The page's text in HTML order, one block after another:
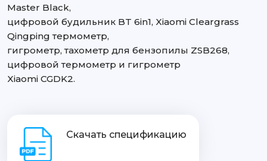
Master Black,
цифровой будильник BT 6in1, Xiaomi Cleargrass
Qingping термометр,
гигрометр, тахометр для бензопилы ZSB268,
цифровой термометр и гигрометр
Xiaomi CGDK2.
Скачать спецификацию